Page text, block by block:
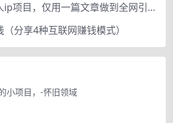
网创公众号个人ip项目，仅用一篇文章做到全网引流！
分享4种互联网赚钱模式）
小项目，-怀旧领域